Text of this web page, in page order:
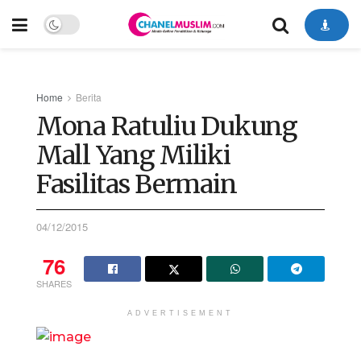
Home Berita
Mona Ratuliu Dukung
Mall Yang Miliki
Fasilitas Bermain
04/12/2015
76
SHARES
ADVERTISEMENT